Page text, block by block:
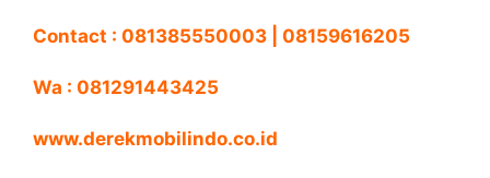
Contact : 081385550003 | 08159616205
Wa : 081291443425
www.derekmobilindo.co.id